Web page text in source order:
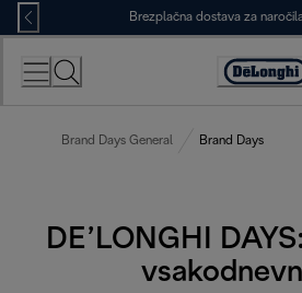
Skip
to
Content
Brezplačna dostava za
Brand Days General Brand Days
DE’LONGHI